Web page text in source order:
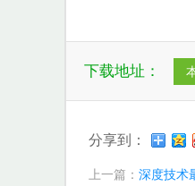
下载地址：
分享到：
上一篇： 深度技术